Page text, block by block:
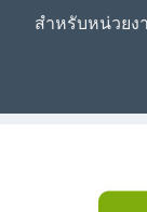
สำหรับหน่วยง